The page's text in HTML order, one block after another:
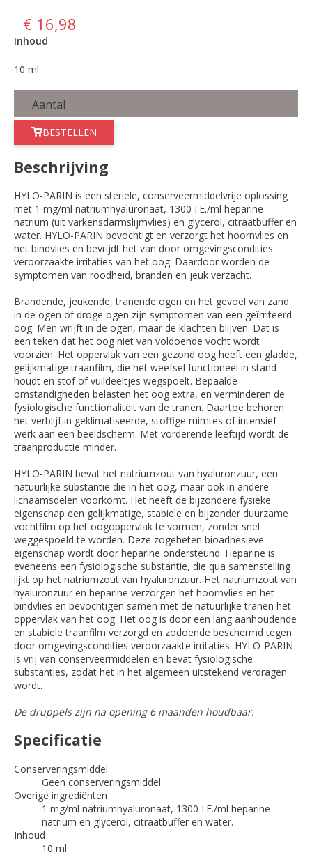
€ 16,98
Inhoud
10 ml
BESTELLEN
Beschrijving
HYLO-PARIN is een steriele, conserveermiddelvrije oplossing
met 1 mg/ml natriumhyaluronaat, 1300 I.E./ml heparine
natrium (uit varkensdarmslijmvlies) en glycerol, citraatbuffer en
water. HYLO-PARIN bevochtigt en verzorgt het hoornvlies en
het bindvlies en bevrijdt het van door omgevingscondities
veroorzaakte irritaties van het oog. Daardoor worden de
symptomen van roodheid, branden en jeuk verzacht.
Brandende, jeukende, tranende ogen en het gevoel van zand
in de ogen of droge ogen zijn symptomen van een geïrriteerd
oog. Men wrijft in de ogen, maar de klachten blijven. Dat is
een teken dat het oog niet van voldoende vocht wordt
voorzien. Het oppervlak van een gezond oog heeft een gladde,
gelijkmatige traanfilm, die het weefsel functioneel in stand
houdt en stof of vuildeeltjes wegspoelt. Bepaalde
omstandigheden belasten het oog extra, en verminderen de
fysiologische functionaliteit van de tranen. Daartoe behoren
het verblijf in geklimatiseerde, stoffige ruimtes of intensief
werk aan een beeldscherm. Met vorderende leeftijd wordt de
traanproductie minder.
HYLO-PARIN bevat het natriumzout van hyaluronzuur, een
natuurlijke substantie die in het oog, maar ook in andere
lichaamsdelen voorkomt. Het heeft de bijzondere fysieke
eigenschap een gelijkmatige, stabiele en bijzonder duurzame
vochtfilm op het oogoppervlak te vormen, zonder snel
weggespoeld te worden. Deze zogeheten bioadhesieve
eigenschap wordt door heparine ondersteund. Heparine is
eveneens een fysiologische substantie, die qua samenstelling
lijkt op het natriumzout van hyaluronzuur. Het natriumzout van
hyaluronzuur en heparine verzorgen het hoornvlies en het
bindvlies en bevochtigen samen met de natuurlijke tranen het
oppervlak van het oog. Het oog is door een lang aanhoudende
en stabiele traanfilm verzorgd en zodoende beschermd tegen
door omgevingscondities veroorzaakte irritaties. HYLO-PARIN
is vrij van conserveermiddelen en bevat fysiologische
substanties, zodat het in het algemeen uitstekend verdragen
wordt.
De druppels zijn na opening 6 maanden houdbaar.
Specificatie
Conserveringsmiddel
Geen conserveringsmiddel
Overige ingrediënten
1 mg/ml natriumhyaluronaat, 1300 I.E./ml heparine
natrium en glycerol, citraatbuffer en water.
Inhoud
10 ml